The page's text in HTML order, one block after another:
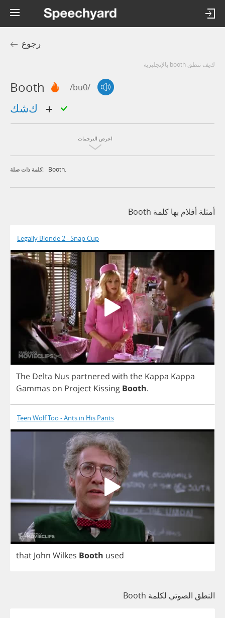
رجوع
كيف تنطق booth بالإنجليزية
Booth /buθ/
اعرض الترجمات
كلمة ذات صلة: Booth.
أمثلة أفلام بها كلمة Booth
Legally Blonde 2 - Snap Cup
The Delta Nus partnered with the Kappa Kappa
Gammas on Project Kissing Booth.
Teen Wolf Too - Ants in His Pants
that John Wilkes Booth used
النطق الصوتي لكلمة Booth